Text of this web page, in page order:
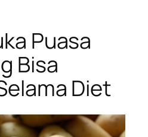
Puasa
Bisa
Diet